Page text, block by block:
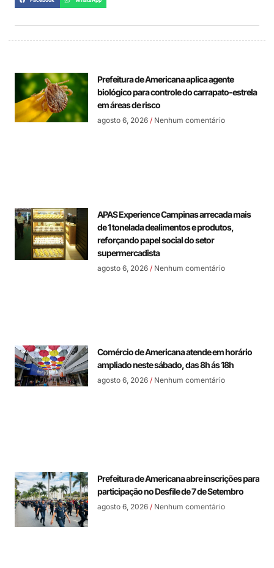
Prefeitura de Americana aplica agente
biológico para controle do carrapato-estrela
em áreas de risco
agosto 6, 2026 Nenhum comentário
APAS Experience Campinas arrecada mais
de 1 tonelada dealimentos e produtos,
reforçando papel social do setor
supermercadista
agosto 6, 2026 Nenhum comentário
Comércio de Americana atende em horário
ampliado neste sábado, das 8h ás 18h
agosto 6, 2026 Nenhum comentário
Prefeitura de Americana abre inscrições para
participação no Desfile de 7 de Setembro
agosto 6, 2026 Nenhum comentário